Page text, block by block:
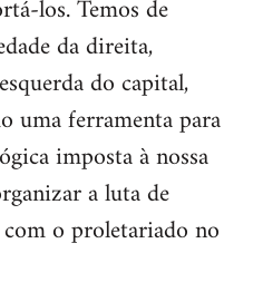
los. Temos de
da direita,
do capital,
uma ferramenta para
imposta à nossa
a luta de
o proletariado no